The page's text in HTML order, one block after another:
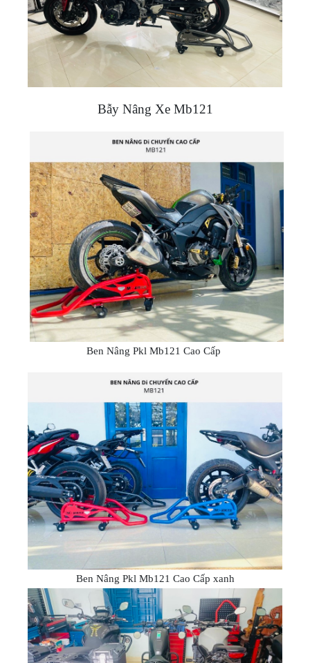
Bẫy Nâng Xe Mb121
Ben Nâng Pkl Mb121 Cao Cấp
Ben Nâng Pkl Mb121 Cao Cấp xanh